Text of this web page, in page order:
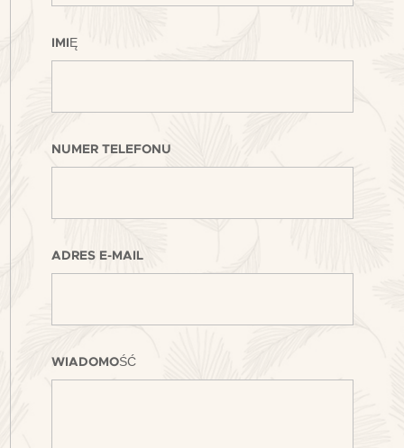
IMIĘ
NUMER TELEFONU
ADRES E-MAIL
WIADOMOŚĆ